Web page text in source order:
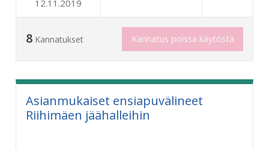
12.11.2019
8 Kannatukset Kannatus poissa käytöstä
Asianmukaiset ensiapuvälineet
Riihimäen jäähalleihin